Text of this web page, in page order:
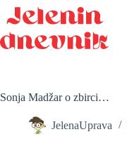
S
k
i
p
o
Sonja Madžar o zbirci…
JelenaUprava